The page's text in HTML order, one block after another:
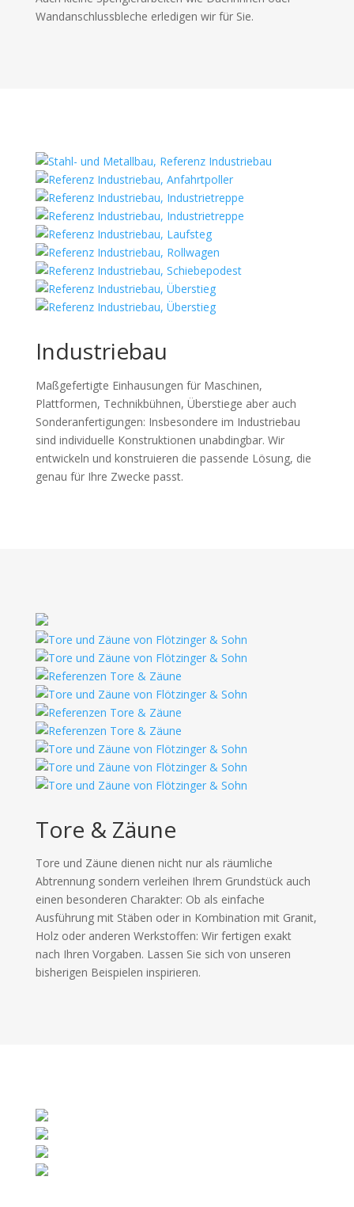
Wandanschlussbleche erledigen wir für Sie.
Industriebau
Maßgefertigte Einhausungen für Maschinen,
Plattformen, Technikbühnen, Überstiege aber auch
Sonderanfertigungen: Insbesondere im Industriebau
sind individuelle Konstruktionen unabdingbar. Wir
entwickeln und konstruieren die passende Lösung, die
genau für Ihre Zwecke passt.
Tore & Zäune
Tore und Zäune dienen nicht nur als räumliche
Abtrennung sondern verleihen Ihrem Grundstück auch
einen besonderen Charakter: Ob als einfache
Ausführung mit Stäben oder in Kombination mit Granit,
Holz oder anderen Werkstoffen: Wir fertigen exakt
nach Ihren Vorgaben. Lassen Sie sich von unseren
bisherigen Beispielen inspirieren.